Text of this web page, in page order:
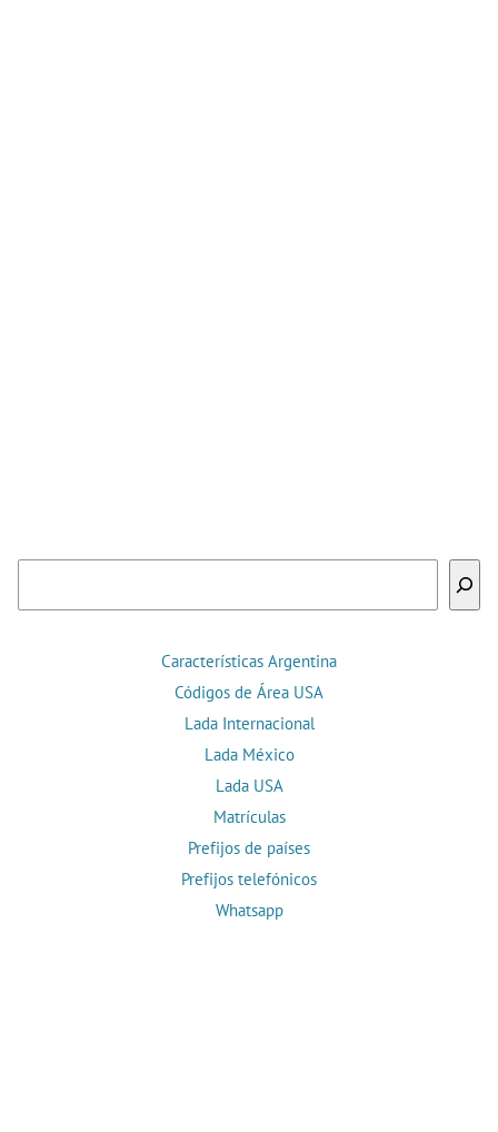
Características Argentina
Códigos de Área USA
Lada Internacional
Lada México
Lada USA
Matrículas
Prefijos de países
Prefijos telefónicos
Whatsapp